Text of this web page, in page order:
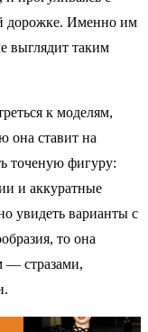
дорожке. Именно им
выглядит таким
к моделям,
она ставит на
точеную фигуру:
и аккуратные
увидеть варианты с
то она
— стразами,